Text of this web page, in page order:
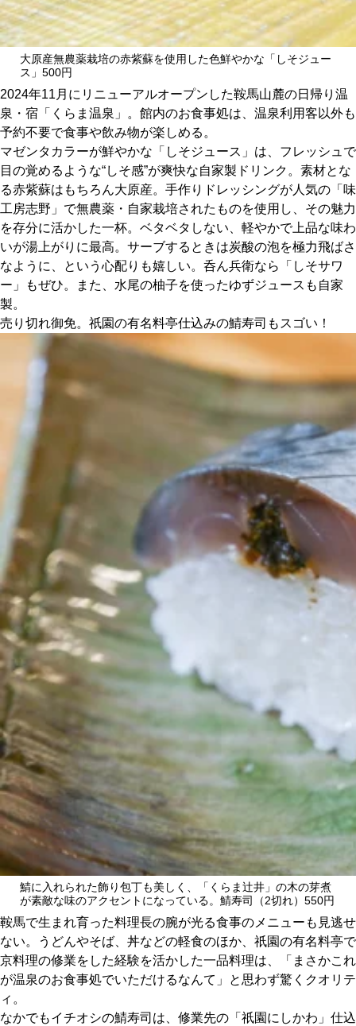
MAIN MENU
SERIES
カレーが好き
京都おやつクラブ
私と店のはなし
今月の京みやげ
京都の書店
CULTURE
関西で開催。
おすすめの展覧会
おすすめの映画
誠光社で選びました。
おすすめの本
紹介します。
おすすめのイベント
大原産無農薬栽培の赤紫蘇を使用した色鮮やかな「しそジュー
ス」500円
2024年11月にリニューアルオープンした鞍馬山麓の日帰り温
泉・宿「くらま温泉」。館内のお食事処は、温泉利用客以外も
予約不要で食事や飲み物が楽しめる。
マゼンタカラーが鮮やかな「しそジュース」は、フレッシュで
目の覚めるような“しそ感”が爽快な自家製ドリンク。素材とな
る赤紫蘇はもちろん大原産。手作りドレッシングが人気の「味
工房志野」で無農薬・自家栽培されたものを使用し、その魅力
を存分に活かした一杯。ベタベタしない、軽やかで上品な味わ
いが湯上がりに最高。サーブするときは炭酸の泡を極力飛ばさ
なように、という心配りも嬉しい。呑ん兵衛なら「しそサワ
ー」もぜひ。また、水尾の柚子を使ったゆずジュースも自家
製。
売り切れ御免。祇園の有名料亭仕込みの鯖寿司もスゴい！
鯖に入れられた飾り包丁も美しく、「くらま辻井」の木の芽煮
が素敵な味のアクセントになっている。鯖寿司（2切れ）550円
鞍馬で生まれ育った料理長の腕が光る食事のメニューも見逃せ
ない。うどんやそば、丼などの軽食のほか、祇園の有名料亭で
京料理の修業をした経験を活かした一品料理は、「まさかこれ
が温泉のお食事処でいただけるなんて」と思わず驚くクオリテ
ィ。
なかでもイチオシの鯖寿司は、修業先の「祇園にしかわ」仕込